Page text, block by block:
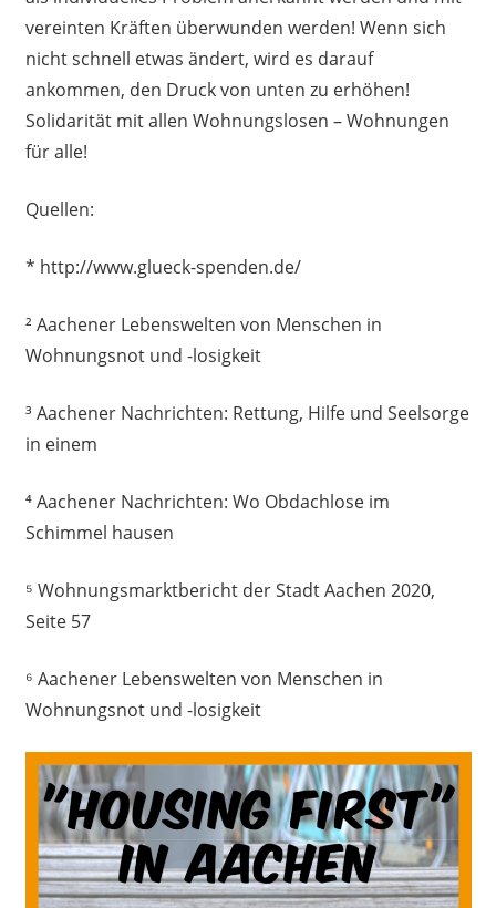
vereinten Kräften überwunden werden! Wenn sich
nicht schnell etwas ändert, wird es darauf
ankommen, den Druck von unten zu erhöhen!
Solidarität mit allen Wohnungslosen – Wohnungen
für alle!
Quellen:
* http://www.glueck-spenden.de/
² Aachener Lebenswelten von Menschen in
Wohnungsnot und -losigkeit
³ Aachener Nachrichten: Rettung, Hilfe und Seelsorge
in einem
⁴ Aachener Nachrichten: Wo Obdachlose im
Schimmel hausen
⁵ Wohnungsmarktbericht der Stadt Aachen 2020,
Seite 57
⁶ Aachener Lebenswelten von Menschen in
Wohnungsnot und -losigkeit